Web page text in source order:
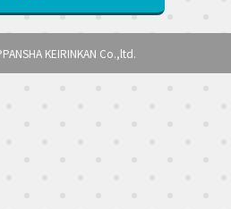
KEIRINKAN Co.,ltd.